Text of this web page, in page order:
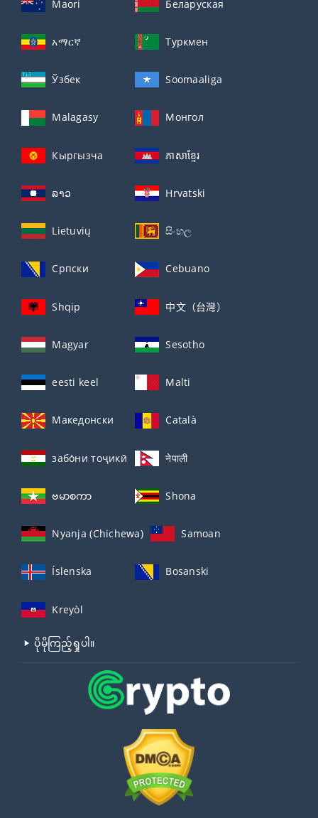
Maori Беларуская
አማርኛ Туркмен
Ўзбек Soomaaliga
Malagasy Монгол
Кыргызча ភាសាខ្មែរ
ລາວ Hrvatski
Lietuvių සිංහල
Српски Cebuano
Shqip 中文（台灣）
Magyar Sesotho
eesti keel Malti
Македонски Català
забо́ни тоҷикӣ́ नेपाली
ဗမာစကာ Shona
Nyanja (Chichewa) Samoan
Íslenska Bosanski
Kreyòl
ပိုမိုကြည့်ရှုပါ။